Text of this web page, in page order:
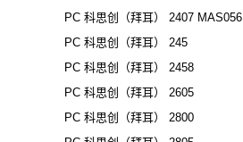
PC 科思创（拜耳） 2407 MAS056
PC 科思创（拜耳） 245
PC 科思创（拜耳） 2458
PC 科思创（拜耳） 2605
PC 科思创（拜耳） 2800